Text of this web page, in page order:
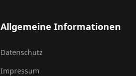
Allgemeine Informationen
Datenschutz
Impressum